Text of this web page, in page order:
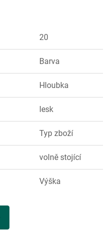
20
Barva
Hloubka
lesk
Typ zboží
volně stojící
Výška